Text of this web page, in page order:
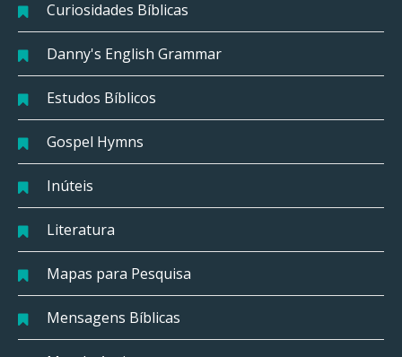
Curiosidades Bíblicas
Danny's English Grammar
Estudos Bíblicos
Gospel Hymns
Inúteis
Literatura
Mapas para Pesquisa
Mensagens Bíblicas